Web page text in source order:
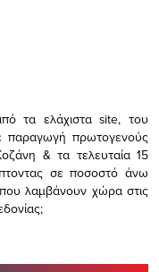
τα ελάχισταsite, του
παραγωγή πρωτογενούς
& τα τελευταία 15
σε ποσοστό άνω
λαμβάνουν χώρα στις